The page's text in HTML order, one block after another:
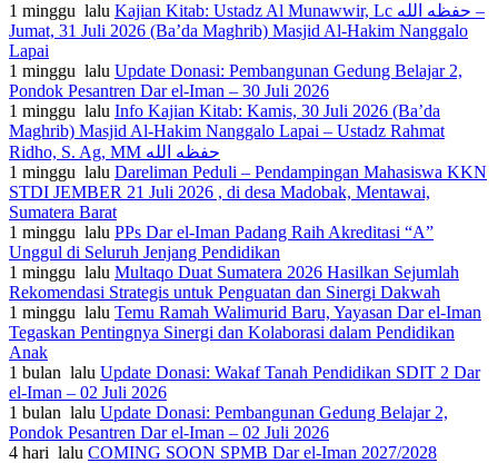
1 minggu lalu Kajian Kitab: Ustadz Al Munawwir, Lc حفظه الله –
Jumat, 31 Juli 2026 (Ba’da Maghrib) Masjid Al-Hakim Nanggalo
Lapai
1 minggu lalu Update Donasi: Pembangunan Gedung Belajar 2,
Pondok Pesantren Dar el-Iman – 30 Juli 2026
1 minggu lalu Info Kajian Kitab: Kamis, 30 Juli 2026 (Ba’da
Maghrib) Masjid Al-Hakim Nanggalo Lapai – Ustadz Rahmat
Ridho, S. Ag, MM حفظه الله
1 minggu lalu Dareliman Peduli – Pendampingan Mahasiswa KKN
STDI JEMBER 21 Juli 2026 , di desa Madobak, Mentawai,
Sumatera Barat
1 minggu lalu PPs Dar el-Iman Padang Raih Akreditasi “A”
Unggul di Seluruh Jenjang Pendidikan
1 minggu lalu Multaqo Duat Sumatera 2026 Hasilkan Sejumlah
Rekomendasi Strategis untuk Penguatan dan Sinergi Dakwah
1 minggu lalu Temu Ramah Walimurid Baru, Yayasan Dar el-Iman
Tegaskan Pentingnya Sinergi dan Kolaborasi dalam Pendidikan
Anak
1 bulan lalu Update Donasi: Wakaf Tanah Pendidikan SDIT 2 Dar
el-Iman – 02 Juli 2026
1 bulan lalu Update Donasi: Pembangunan Gedung Belajar 2,
Pondok Pesantren Dar el-Iman – 02 Juli 2026
4 hari lalu COMING SOON SPMB Dar el-Iman 2027/2028